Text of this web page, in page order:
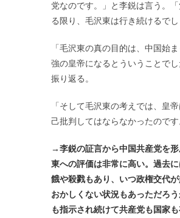
党なのです。」と李鋭は言う。
る限り、毛沢東は行き続けるでし
「毛沢東の真の目的は、中国始
強の皇帝になるとういうことで
振り返る。
「そして毛沢東の考えでは、皇
己批判してはならなかったのです
→李鋭の証言から中国共産党を
東への評価は非常に高い。過去
餓や殺戮もあり、いつ政権交代
おかしくない状況もあっただろ
も指示され続けて共産党も国家